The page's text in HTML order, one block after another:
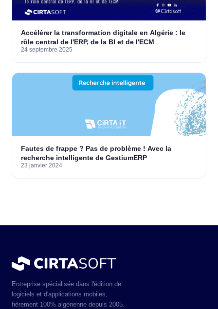
Accélérer la transformation digitale en Algérie : le
rôle central de l'ERP, de la BI et de l'ECM
24 septembre 2025
Fautes de frappe ? Pas de problème ! Avec la
recherche intelligente de GestiumERP
23 janvier 2024
Entreprise spécialisée dans l'édition de
logiciels et d'applications mobiles,
fièrement 100% algérienne depuis 2005.